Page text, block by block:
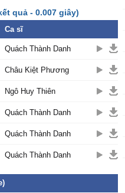
quả - 0.007 giây)
Ca sĩ
Quách Thành Danh
Châu Kiệt Phương
Ngô Huy Thiên
Quách Thành Danh
Quách Thành Danh
Quách Thành Danh